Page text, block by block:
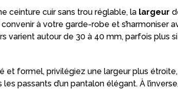
ceinture cuir sans trou réglable, la largeur
à votre garde-robe et s’harmoniser
varient autour de 30 à 40 mm, parfois plus
et formel, privilégiez une largeur plus étroite,
passants d’un pantalon élégant. À